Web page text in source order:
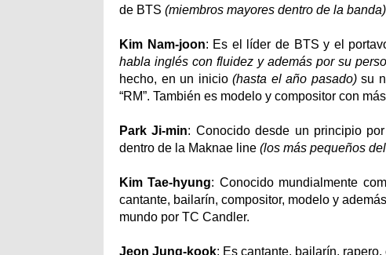
de BTS (miembros mayores dentro de la banda)
Kim Nam-joon: Es el líder de BTS y el
habla inglés con fluidez y además por su
hecho, en un inicio(hasta el año pasado)su
“RM”. También es modelo y compositor con
Park Ji-min: Conocido desde un principio
dentro de la Maknae line (los más pequeños
Kim Tae-hyung: Conocido mundialmente
cantante, bailarín, compositor, modelo y
mundo por TC Candler.
Jeon Jung-kook: Es cantante, bailarín,